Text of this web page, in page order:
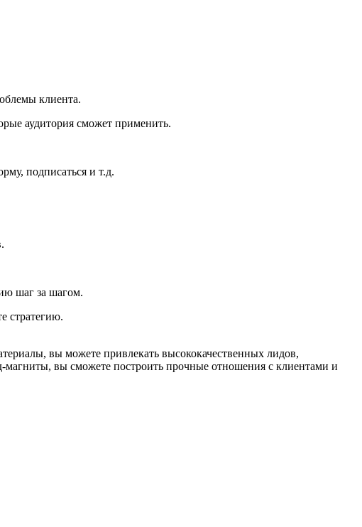
клиента.
аудитория сможет применить.
подписаться и т.д.
шаг за шагом.
стратегию.
вы можете привлекать высококачественных лидов,
магниты, вы сможете построить прочные отношения с клиентами и